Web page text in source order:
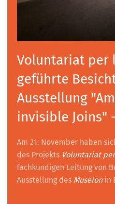
Voluntariat per
geführte
Ausstellung
invisible Joins" -
Am 21. November haben
des Projekts Voluntariat
fachkundigen Leitung von
Ausstellung des Museionin